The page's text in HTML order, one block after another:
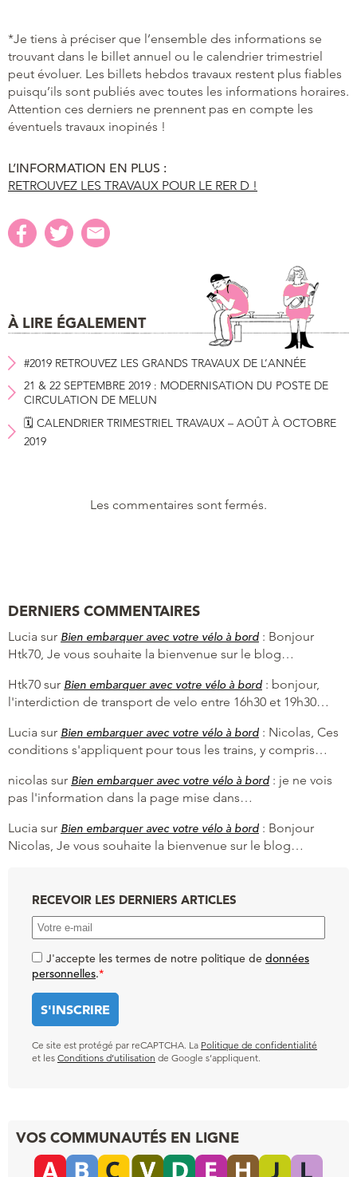
*Je tiens à préciser que l’ensemble des informations se
trouvant dans le billet annuel ou le calendrier trimestriel
peut évoluer. Les billets hebdos travaux restent plus fiables
puisqu’ils sont publiés avec toutes les informations horaires.
Attention ces derniers ne prennent pas en compte les
éventuels travaux inopinés !
L’INFORMATION EN PLUS :
RETROUVEZ LES TRAVAUX POUR LE RER D !
À LIRE ÉGALEMENT
#2019 RETROUVEZ LES GRANDS TRAVAUX DE L’ANNÉE
21 & 22 SEPTEMBRE 2019 : MODERNISATION DU POSTE DE
CIRCULATION DE MELUN
🗓 CALENDRIER TRIMESTRIEL TRAVAUX – AOÛT À OCTOBRE
2019
Les commentaires sont fermés.
DERNIERS COMMENTAIRES
Lucia sur Bien embarquer avec votre vélo à bord : Bonjour
Htk70, Je vous souhaite la bienvenue sur le blog…
Htk70 sur Bien embarquer avec votre vélo à bord : bonjour,
l'interdiction de transport de velo entre 16h30 et 19h30…
Lucia sur Bien embarquer avec votre vélo à bord : Nicolas, Ces
conditions s'appliquent pour tous les trains, y compris…
nicolas sur Bien embarquer avec votre vélo à bord : je ne vois
pas l'information dans la page mise dans…
Lucia sur Bien embarquer avec votre vélo à bord : Bonjour
Nicolas, Je vous souhaite la bienvenue sur le blog…
RECEVOIR LES DERNIERS ARTICLES
J'accepte les termes de notre politique de données
personnelles.*
Ce site est protégé par reCAPTCHA. La Politique de confidentialité
et les Conditions d’utilisation de Google s’appliquent.
VOS COMMUNAUTÉS EN LIGNE